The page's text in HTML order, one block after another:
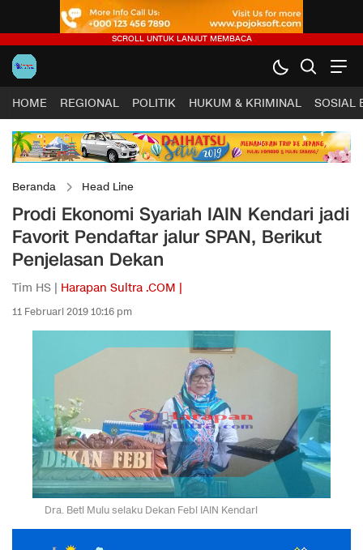
HOME REGIONAL POLITIK HUKUM & KRIMINAL SOSIAL
Beranda Head Line
Prodi Ekonomi Syariah IAIN Kendari jadi
Favorit Pendaftar jalur SPAN, Berikut
Penjelasan Dekan
Tim HS | Harapan Sultra .COM |
11 Februari 2019 10:16 pm
Dra. Beti Mulu selaku Dekan Febi IAIN Kendari